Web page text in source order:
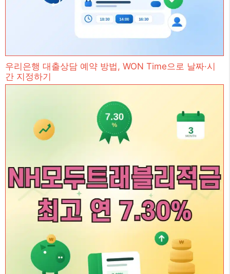
우리은행 대출상담 예약 방법, WON Time으로 날짜·시
간 지정하기